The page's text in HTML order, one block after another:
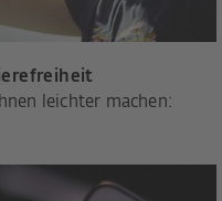
leichter machen: